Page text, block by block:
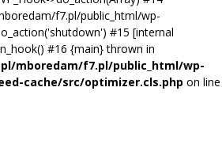
f7.pl/public_html/wp-
#15 [internal
#16 {main} thrown in
mboredam/f7.pl/public_html/wp-
cache/src/optimizer.cls.php on line